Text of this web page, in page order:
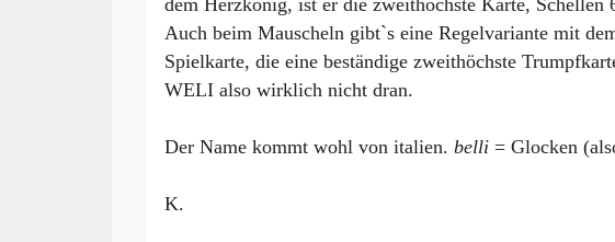
Auch beim Mauscheln gibt`s eine Regelvariante mit
Spielkarte, die eine beständige zweithöchste
WELI also wirklich nicht dran.
Der Name kommt wohl von italien. belli = Glocken
K.